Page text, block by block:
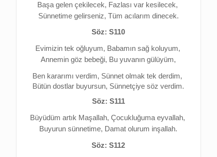
Başa gelen çekilecek,
Sünnetime gelirseniz, Tüm acılarım dinecek.
Söz: S110
Evimizin tek oğluyum,
Annemin göz bebeği, Bu yuvanın gülüyüm,
Ben kararımı verdim,
Bütün dostlar buyursun, Sünnetçiye söz verdim.
Söz: S111
Büyüdüm artık Maşallah,
Buyurun sünnetime, Damat olurum inşallah.
Söz: S112